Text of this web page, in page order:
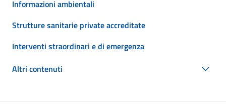
Informazioni ambientali
Strutture sanitarie private accreditate
Interventi straordinari e di emergenza
Altri contenuti